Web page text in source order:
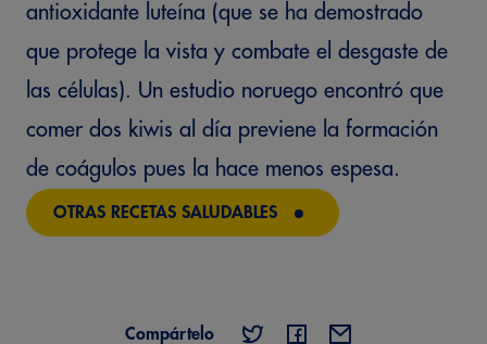
antioxidante luteína (que se ha demostrado
que protege la vista y combate el desgaste de
las células). Un estudio noruego encontró que
comer dos kiwis al día previene la formación
de coágulos pues la hace menos espesa.
OTRAS RECETAS SALUDABLES
Compártelo